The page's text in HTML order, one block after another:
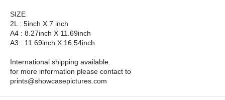
SIZE
2L : 5inch X 7 inch
A4 : 8.27inch X 11.69inch
A3 : 11.69inch X 16.54inch
International shipping available.
for more information please contact to
prints@showcasepictures.com